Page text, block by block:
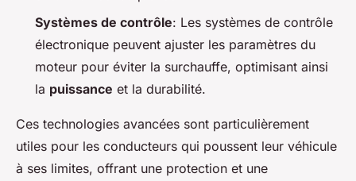
Systèmes de contrôle: Les systèmes de contrôle
électronique peuvent ajuster les paramètres du
moteur pour éviter la surchauffe, optimisant ainsi
la puissance et la durabilité.
Ces technologies avancées sont particulièrement
utiles pour les conducteurs qui poussent leur véhicule
à ses limites, offrant une protection et une